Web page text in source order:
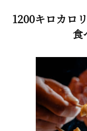
1200キロカロ
食